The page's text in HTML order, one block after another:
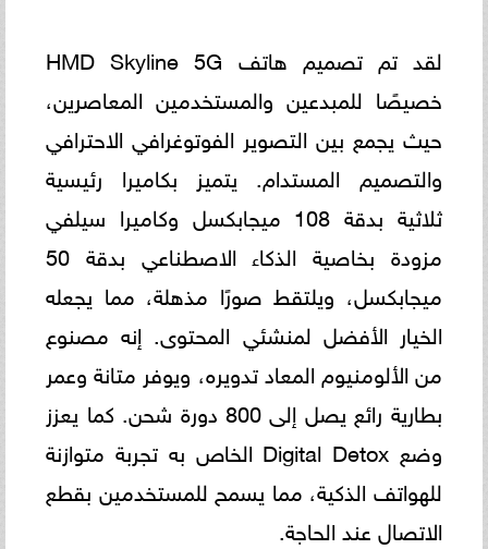
لقد تم تصميم هاتف HMD Skyline 5G
خصيصًا للمبدعين والمستخدمين المعاصرين،
حيث يجمع بين التصوير الفوتوغرافي الاحترافي
والتصميم المستدام. يتميز بكاميرا رئيسية
ثلاثية بدقة 108 ميجابكسل وكاميرا سيلفي
مزودة بخاصية الذكاء الاصطناعي بدقة 50
ميجابكسل، ويلتقط صورًا مذهلة، مما يجعله
الخيار الأفضل لمنشئي المحتوى. إنه مصنوع
من الألومنيوم المعاد تدويره، ويوفر متانة وعمر
بطارية رائع يصل إلى 800 دورة شحن. كما يعزز
وضع Digital Detox الخاص به تجربة متوازنة
للهواتف الذكية، مما يسمح للمستخدمين بقطع
الاتصال عند الحاجة.